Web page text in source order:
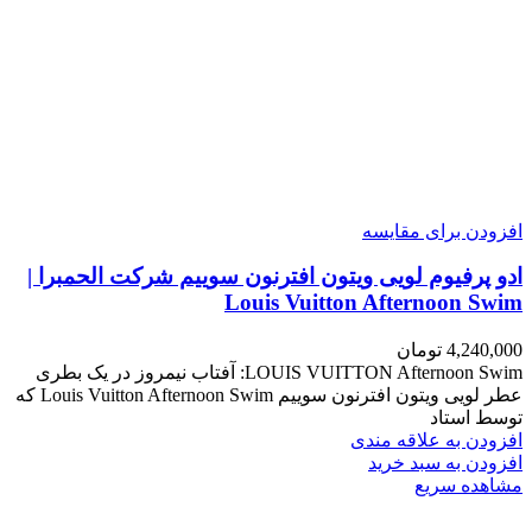
افزودن برای مقایسه
ادو پرفیوم لویی ویتون افترنون سوییم شرکت الحمبرا |
Louis Vuitton Afternoon Swim
4,240,000 تومان
LOUIS VUITTON Afternoon Swim: آفتاب نیمروز در یک بطری
عطر لویی ویتون افترنون سوییم Louis Vuitton Afternoon Swim که
توسط استاد
افزودن به علاقه مندی
افزودن به سبد خرید
مشاهده سریع